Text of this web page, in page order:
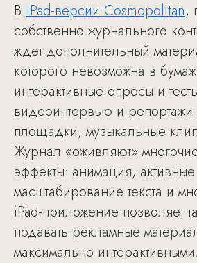
В iPad-версии Cosmopolitan,
собственно журнального
ждет дополнительный
которого невозможна в
интерактивные опросы и
видеоинтервью и
площадки, музыкальные
Журнал «оживляют»
эффекты: анимация,
масштабирование текста и
iPad-приложение позволяет
подавать рекламные
максимально интерактивными.